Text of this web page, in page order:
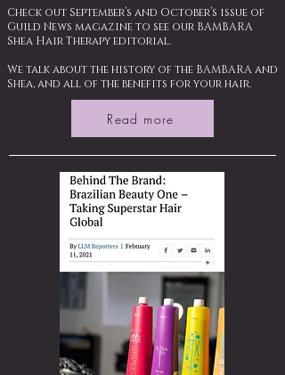
Check out September’s and October’s issue of
Guild News magazine to see our BAMBARA
Shea Hair Therapy editorial.
We talk about the history of the BAMBARA and
Shea, and all of the benefits for your hair.
Read more